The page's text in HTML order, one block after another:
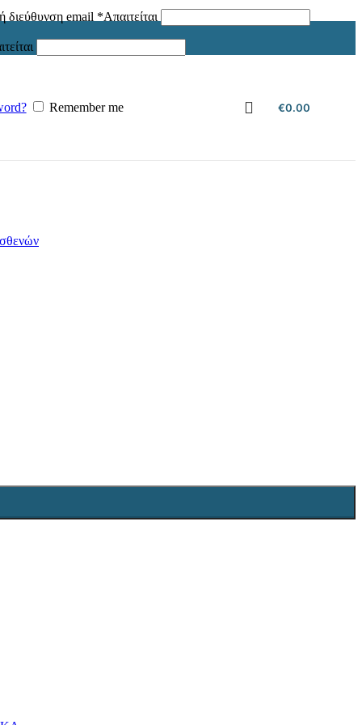
διεύθυνση email *Απαιτείται
Remember me €0.00